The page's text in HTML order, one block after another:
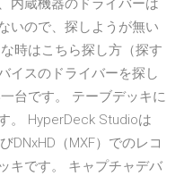
内蔵機器のドライバーは
いので、探しようが無い
時はこちら探し方（探す
イスのドライバーを探し
台です。 テーブデッキに
。 HyperDeck Studioは
DNxHD（MXF）でのレコ
キです。 キャプチャデバ